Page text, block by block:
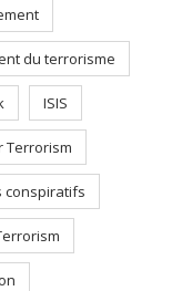
du terrorisme
ISIS
Terrorism
conspiratifs